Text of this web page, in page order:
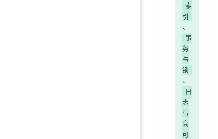
索
引
、
事
务
与
锁
、
日
志
与
高
可